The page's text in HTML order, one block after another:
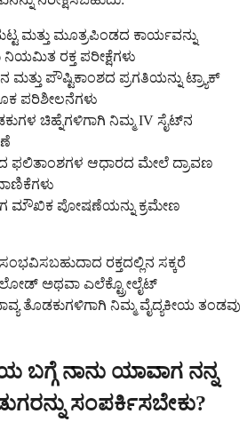
ಮತ್ತು ಮೂತ್ರಪಿಂಡದ ಕಾರ್ಯವನ್ನು
ರಕ್ತ ಪರೀಕ್ಷೆಗಳು
ಪೌಷ್ಟಿಕಾಂಶದ ಪ್ರಗತಿಯನ್ನು ಟ್ರ್ಯಾಕ್
ಪರಿಶೀಲನೆಗಳು
ಚಿಹ್ನೆಗಳಿಗಾಗಿ ನಿಮ್ಮ IV ಸೈಟ್‌ನ
ಆಧಾರದ ಮೇಲೆ ದ್ರಾವಣ
ಮೌಖಿಕ ಪೋಷಣೆಯನ್ನು ಕ್ರಮೇಣ
ರಕ್ತದಲ್ಲಿನ ಸಕ್ಕರೆ
ಅಥವಾ ಎಲೆಕ್ಟ್ರೋಲೈಟ್
ತೊಡಕುಗಳಿಗಾಗಿ ನಿಮ್ಮ ವೈದ್ಯಕೀಯ ತಂಡವು
ನಾನು ಯಾವಾಗ ನನ್ನ
ಸಂಪರ್ಕಿಸಬೇಕು?